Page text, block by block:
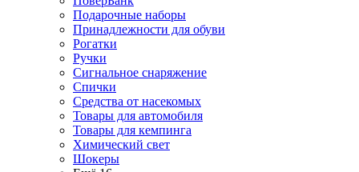
Подарочные наборы
Принадлежности для обуви
Рогатки
Ручки
Сигнальное снаряжение
Спички
Средства от насекомых
Товары для автомобиля
Товары для кемпинга
Химический свет
Шокеры